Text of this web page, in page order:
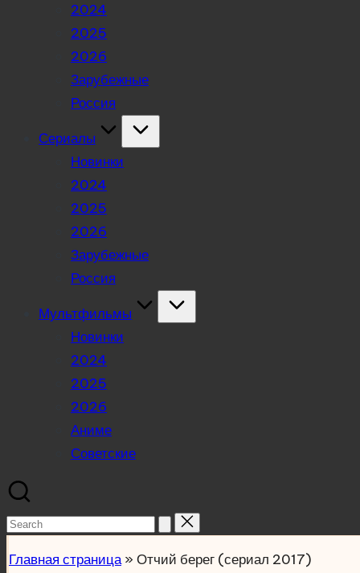
2024
2025
2026
Зарубежные
Россия
Сериалы
Новинки
2024
2025
2026
Зарубежные
Россия
Мультфильмы
Новинки
2024
2025
2026
Аниме
Советские
Search
Главная страница» Отчий берег (сериал 2017)